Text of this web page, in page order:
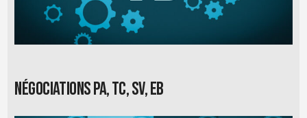
Négociations PA, TC, SV, EB